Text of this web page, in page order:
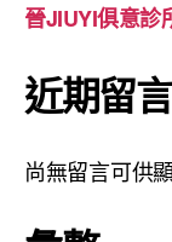
晉JIUYI俱意診
近期留言
尚無留言可供